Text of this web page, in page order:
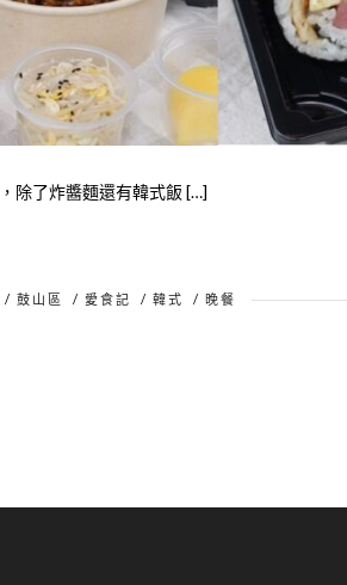
除了炸醬麵還有韓式飯 […]
鼓山區 /愛食記 /韓式 / 晚餐